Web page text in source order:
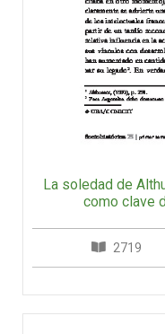
La soledad de
como clave
2719